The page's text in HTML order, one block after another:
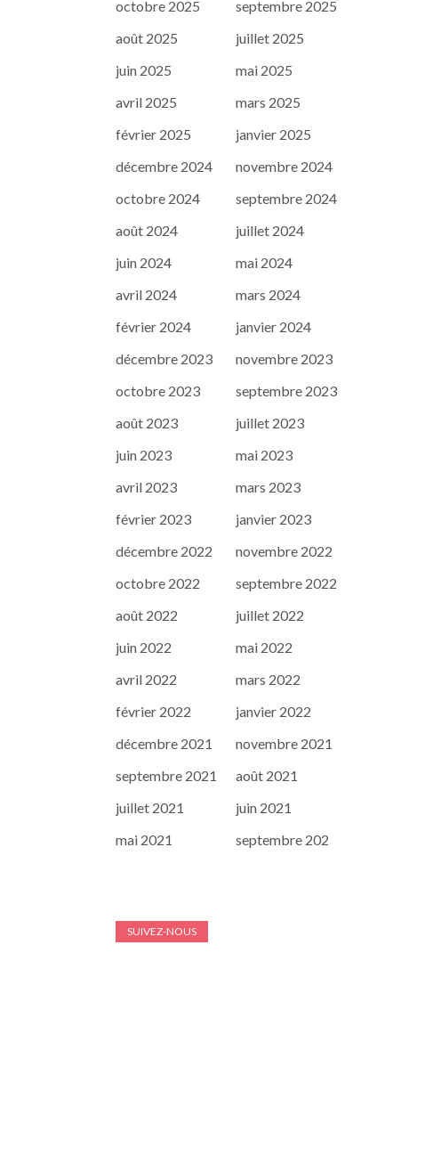
octobre 2025
septembre 2025
août 2025
juillet 2025
juin 2025
mai 2025
avril 2025
mars 2025
février 2025
janvier 2025
décembre 2024
novembre 2024
octobre 2024
septembre 2024
août 2024
juillet 2024
juin 2024
mai 2024
avril 2024
mars 2024
février 2024
janvier 2024
décembre 2023
novembre 2023
octobre 2023
septembre 2023
août 2023
juillet 2023
juin 2023
mai 2023
avril 2023
mars 2023
février 2023
janvier 2023
décembre 2022
novembre 2022
octobre 2022
septembre 2022
août 2022
juillet 2022
juin 2022
mai 2022
avril 2022
mars 2022
février 2022
janvier 2022
décembre 2021
novembre 2021
septembre 2021
août 2021
juillet 2021
juin 2021
mai 2021
septembre 202
SUIVEZ-NOUS